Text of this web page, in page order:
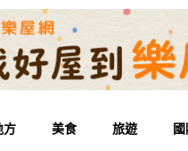
方 美食 旅遊